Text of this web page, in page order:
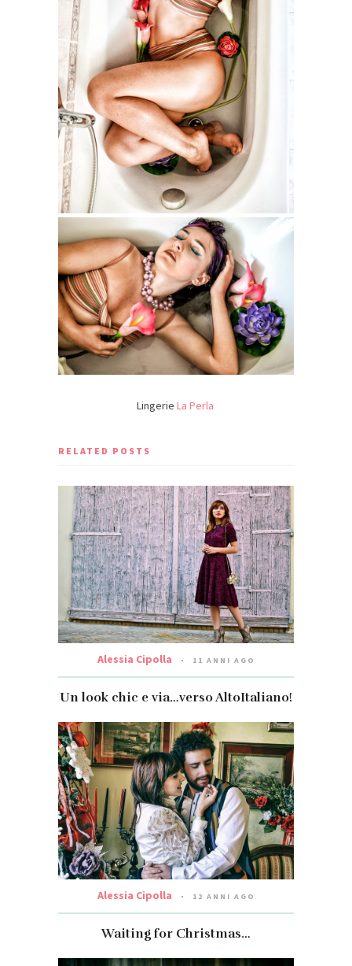
Lingerie La Perla
RELATED POSTS
Alessia Cipolla 11 ANNI AGO
Un look chic e via…verso AltoItaliano!
Alessia Cipolla 12 ANNI AGO
Waiting for Christmas…